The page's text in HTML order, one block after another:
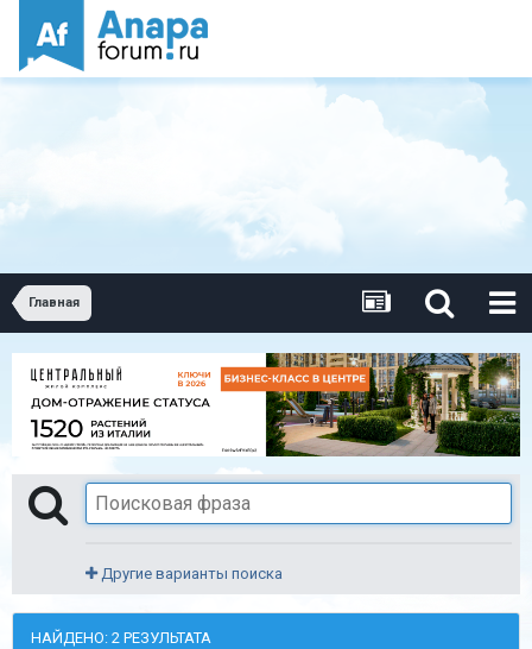
Главная
Другие варианты поиска
НАЙДЕНО: 2 РЕЗУЛЬТАТА